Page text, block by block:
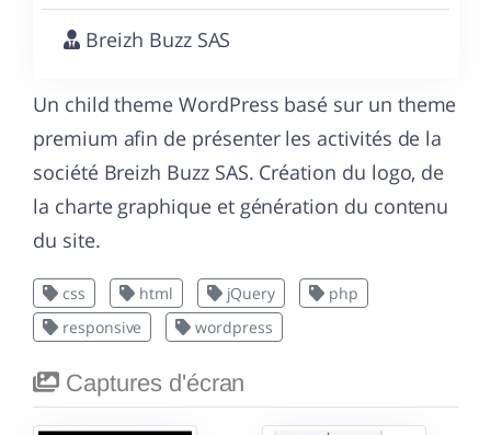
Breizh Buzz SAS
Un child theme WordPress basé sur un theme
premium afin de présenter les activités de la
société Breizh Buzz SAS. Création du logo, de
la charte graphique et génération du contenu
du site.
css html jQuery
php
responsive
wordpress
Captures d'écran